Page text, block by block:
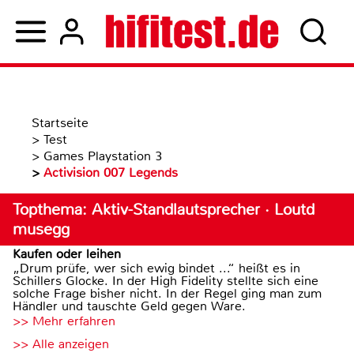
Startseite
> Test
> Games Playstation 3
> Activision 007 Legends
Topthema: Aktiv-Standlautsprecher · Loutd
musegg
Kaufen oder leihen
„Drum prüfe, wer sich ewig bindet ...“ heißt es in
Schillers Glocke. In der High Fidelity stellte sich eine
solche Frage bisher nicht. In der Regel ging man zum
Händler und tauschte Geld gegen Ware.
>> Mehr erfahren
>> Alle anzeigen